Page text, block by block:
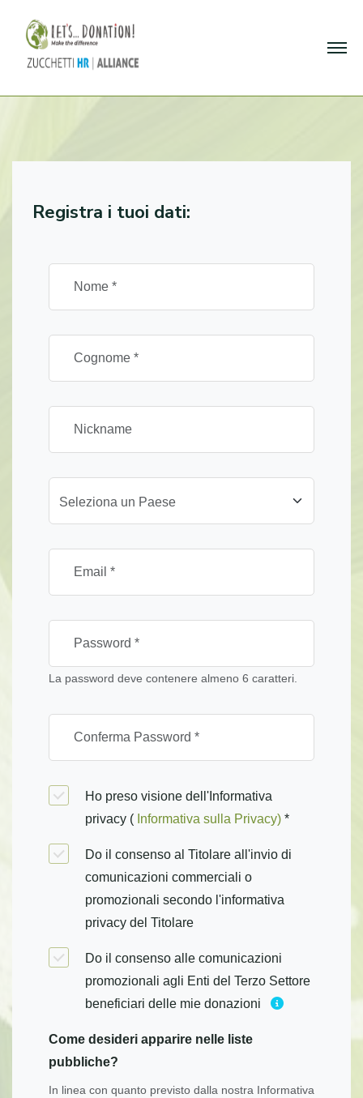
Registra i tuoi dati:
Seleziona un Paese
La password deve contenere almeno 6 caratteri.
Ho preso visione dell'Informativa
privacy ( Informativa sulla Privacy) *
Do il consenso al Titolare all'invio di
comunicazioni commerciali o
promozionali secondo l'informativa
privacy del Titolare
Do il consenso alle comunicazioni
promozionali agli Enti del Terzo Settore
beneficiari delle mie donazioni
Come desideri apparire nelle liste
pubbliche?
In linea con quanto previsto dalla nostra Informativa